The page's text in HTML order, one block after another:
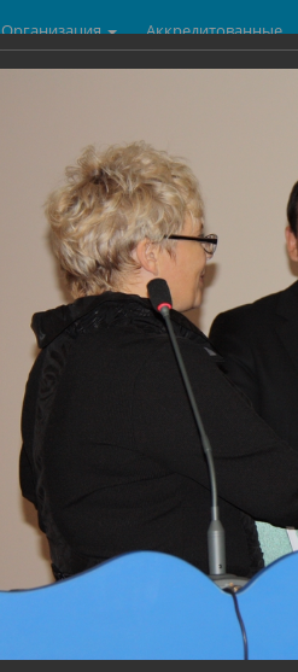
Организация
Аккредитованные
центры
День Бухгалтера
05.06.2015